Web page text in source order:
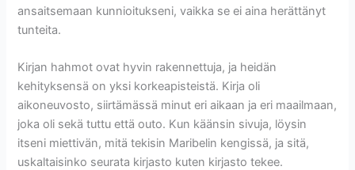
ansaitsemaan kunnioitukseni, vaikka se ei aina herättänyt
tunteita.
Kirjan hahmot ovat hyvin rakennettuja, ja heidän
kehityksensä on yksi korkeapisteistä. Kirja oli
aikoneuvosto, siirtämässä minut eri aikaan ja eri maailmaan,
joka oli sekä tuttu että outo. Kun käänsin sivuja, löysin
itseni miettivän, mitä tekisin Maribelin kengissä, ja sitä,
uskaltaisinko seurata kirjasto kuten kirjasto tekee.